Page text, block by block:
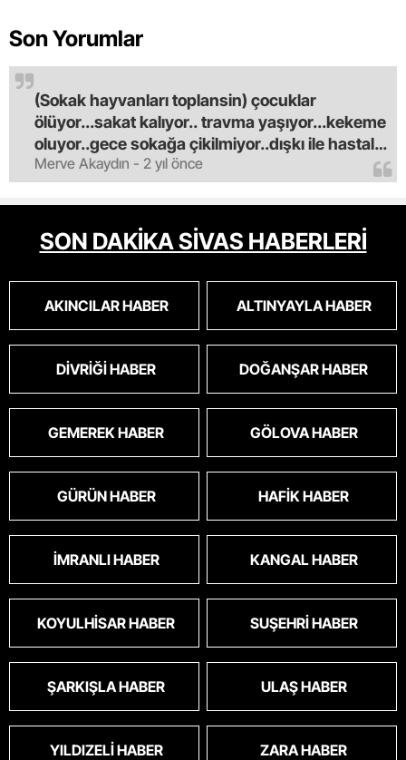
Son Yorumlar
Merve Akaydın - 2 yıl önce
(Sokak hayvanları toplansin) çocuklar
ölüyor...sakat kalıyor.. travma yaşıyor...kekeme
oluyor..gece sokağa çikilmiyor..dışkı ile hastalık
saciyorlar.araba ve taksi olmadan eve
gldemiyoruz.artik bıktık.mama lobisinden para
alan tipler yüzünden bu vahşi hayvanlar
masum algısı yapılıyor.iki gün aç kalsa kendi
cinsini bile öldüren bu kopekler derhal
oldu.korkuyoruz.
SON DAKİKA SİVAS HABERLERİ
AKINCILAR HABER ALTINYAYLA HABER
DIVRIĞI HABER DOĞANŞAR HABER
GEMEREK HABER GÖLOVA HABER
GÜRÜN HABER HAFIK HABER
İMRANLI HABER KANGAL HABER
KOYULHISAR HABER SUŞEHRI HABER
ŞARKIŞLA HABER ULAŞ HABER
YILDIZELI HABER ZARA HABER